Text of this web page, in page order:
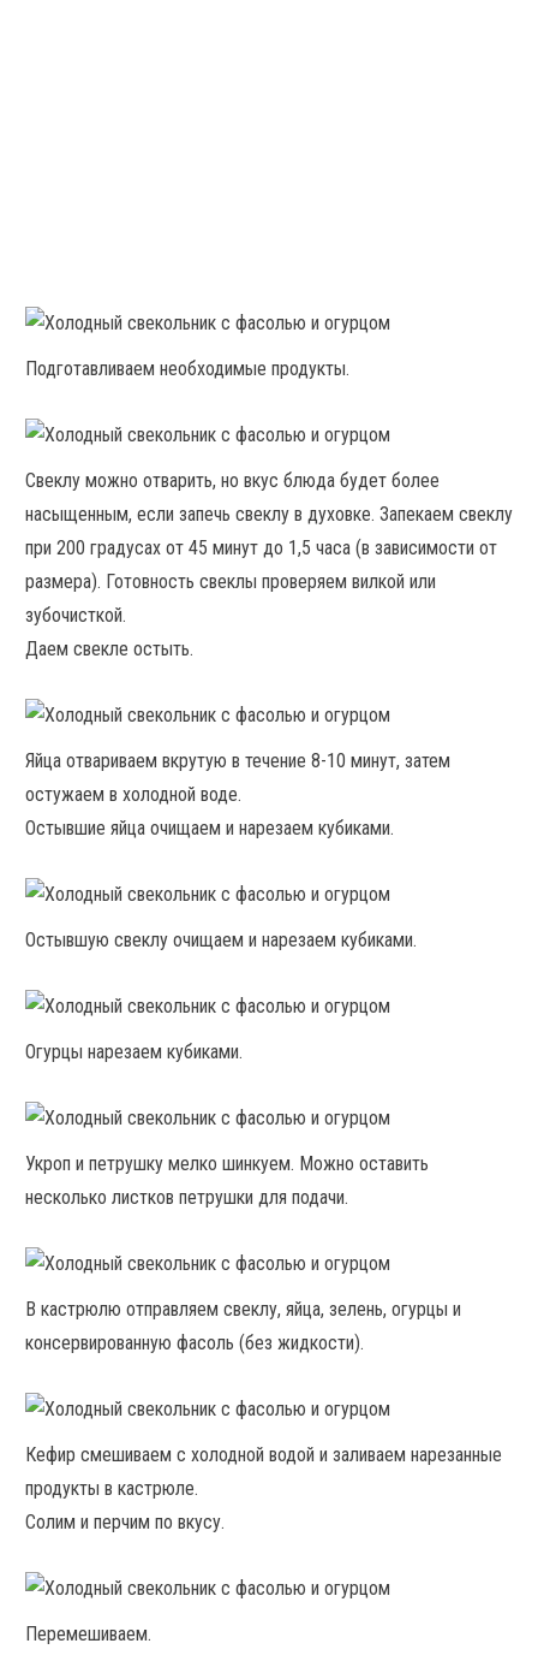
Подготавливаем необходимые продукты.
Свеклу можно отварить, но вкус блюда будет более
насыщенным, если запечь свеклу в духовке. Запекаем свеклу
при 200 градусах от 45 минут до 1,5 часа (в зависимости от
размера). Готовность свеклы проверяем вилкой или
зубочисткой.
Даем свекле остыть.
Яйца отвариваем вкрутую в течение 8-10 минут, затем
остужаем в холодной воде.
Остывшие яйца очищаем и нарезаем кубиками.
Остывшую свеклу очищаем и нарезаем кубиками.
Огурцы нарезаем кубиками.
Укроп и петрушку мелко шинкуем. Можно оставить
несколько листков петрушки для подачи.
В кастрюлю отправляем свеклу, яйца, зелень, огурцы и
консервированную фасоль (без жидкости).
Кефир смешиваем с холодной водой и заливаем нарезанные
продукты в кастрюле.
Солим и перчим по вкусу.
Перемешиваем.